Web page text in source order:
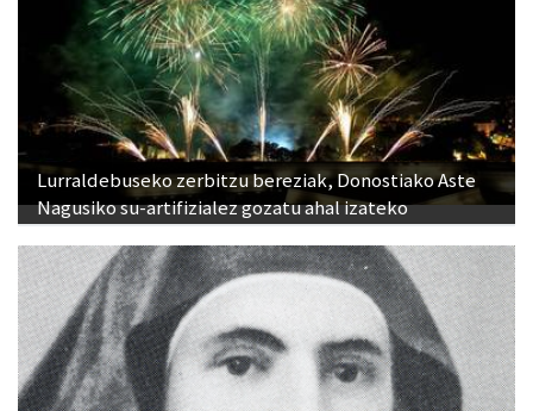
Lurraldebuseko zerbitzu bereziak, Donostiako Aste
Nagusiko su-artifizialez gozatu ahal izateko